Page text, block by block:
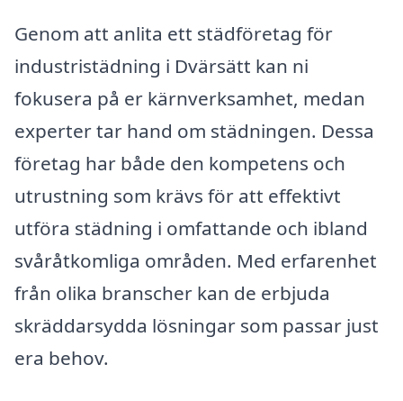
Genom att anlita ett städföretag för
industristädning i Dvärsätt kan ni
fokusera på er kärnverksamhet, medan
experter tar hand om städningen. Dessa
företag har både den kompetens och
utrustning som krävs för att effektivt
utföra städning i omfattande och ibland
svåråtkomliga områden. Med erfarenhet
från olika branscher kan de erbjuda
skräddarsydda lösningar som passar just
era behov.